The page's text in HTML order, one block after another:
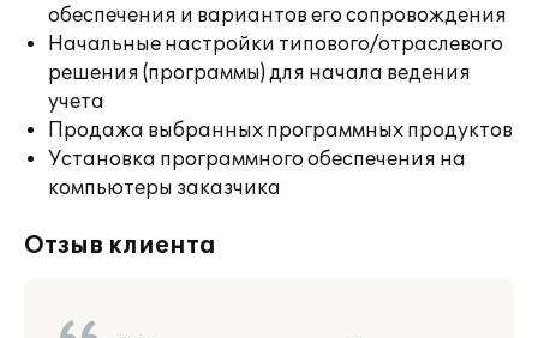
обеспечения и вариантов его сопровождения
Начальные настройки типового/отраслевого
решения (программы) для начала ведения
учета
Продажа выбранных программных продуктов
Установка программного обеспечения на
компьютеры заказчика
Отзыв клиента